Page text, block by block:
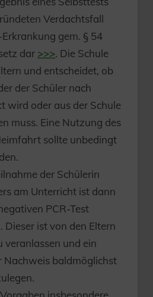
Verdachtsfall
gem. § 54
dar >>>. Die Schule
und entscheidet, ob
der Schüler nach
wird oder aus der Schule
muss. Eine Nutzung des
sollte unbedingt
der Schülerin
am Unterricht ist dann
PCR-Test
Dieser ist von den Eltern
veranlassen und ein
Nachweis baldmöglichst